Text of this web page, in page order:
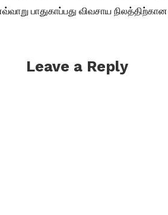
பாதுகாப்பது விவசாய
Leave a Reply